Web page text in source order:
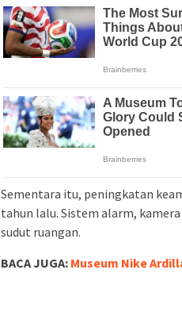
Sementara itu, peningkatan
tahun lalu. Sistem alarm,
sudut ruangan.
BACA JUGA: Museum Nike